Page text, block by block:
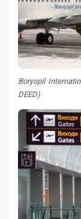
Boryspil
DEED)